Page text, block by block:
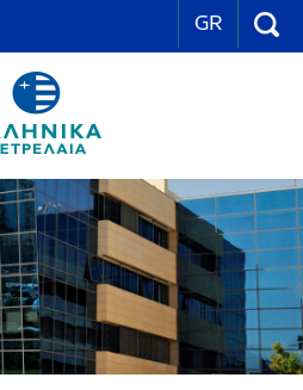
GR